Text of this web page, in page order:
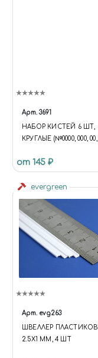
Арт. 3691
НАБОР КИСТЕЙ 6 ШТ,
КРУГЛЫЕ (№0000, 000, 00,
от 145 ₽
evergreen
Арт. evg263
ШВЕЛЛЕР
2.5Х1 ММ, 4 ШТ